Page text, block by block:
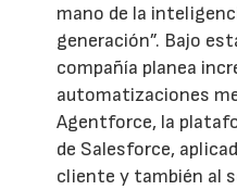
mano de la
generación”. Bajo
compañía planea
automatizaciones
Agentforce, la
de Salesforce,
cliente y también al